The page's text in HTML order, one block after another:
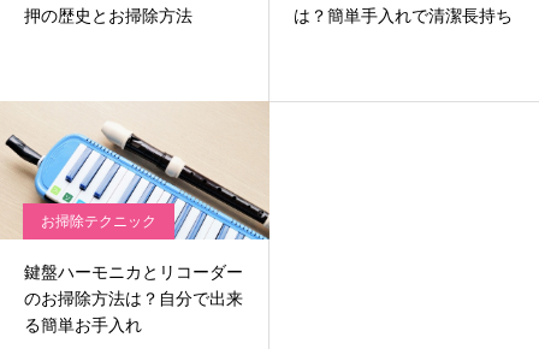
押の歴史とお掃除方法
は？簡単手入れで清潔長持ち
お掃除テクニック
鍵盤ハーモニカとリコーダー
のお掃除方法は？自分で出来
る簡単お手入れ